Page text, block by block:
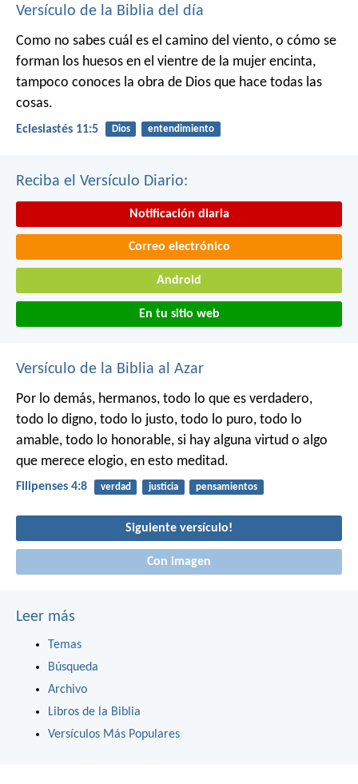
Versículo de la Biblia del día
Como no sabes cuál es el camino del viento, o cómo se
forman los huesos en el vientre de la mujer encinta,
tampoco conoces la obra de Dios que hace todas las
cosas.
Eclesiastés 11:5 Dios entendimiento
Reciba el Versículo Diario:
Notificación diaria
Correo electrónico
Android
En tu sitio web
Versículo de la Biblia al Azar
Por lo demás, hermanos, todo lo que es verdadero,
todo lo digno, todo lo justo, todo lo puro, todo lo
amable, todo lo honorable, si hay alguna virtud o algo
que merece elogio, en esto meditad.
Filipenses 4:8 verdad justicia pensamientos
Siguiente versículo!
Con imagen
Leer más
Temas
Búsqueda
Archivo
Libros de la Biblia
Versículos Más Populares